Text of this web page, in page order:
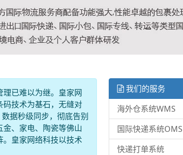
已难以为继。皇家网
码技术为基石，无缝对
据秒级同步，彻底告别
、家电、陶瓷等佛山
皇家网络科技以技术
我们的服务
海外仓系统WMS
国际快递系统OMS
快递打单系统